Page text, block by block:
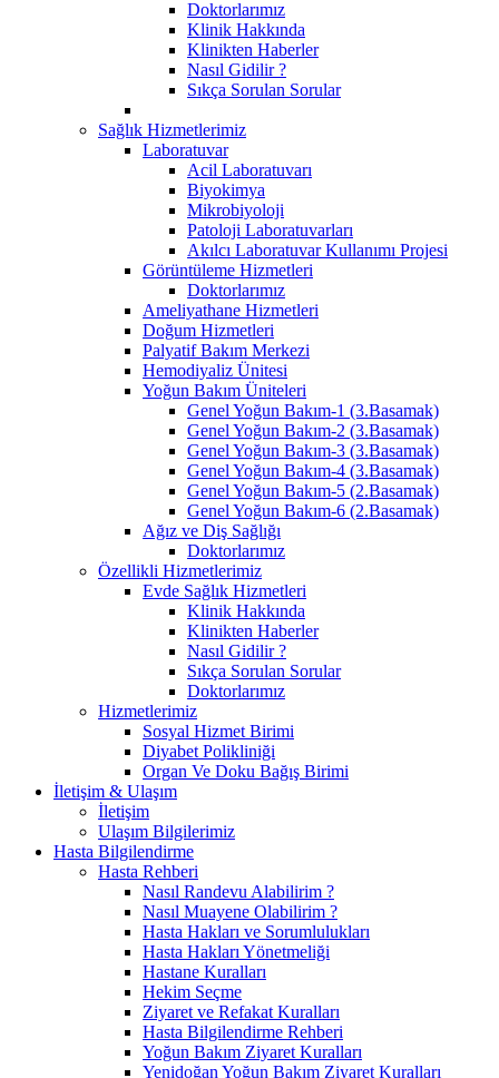
Doktorlarımız
Klinik Hakkında
Klinikten Haberler
Nasıl Gidilir ?
Sıkça Sorulan Sorular
Sağlık Hizmetlerimiz
Laboratuvar
Acil Laboratuvarı
Biyokimya
Mikrobiyoloji
Patoloji Laboratuvarları
Akılcı Laboratuvar Kullanımı Projesi
Görüntüleme Hizmetleri
Doktorlarımız
Ameliyathane Hizmetleri
Doğum Hizmetleri
Palyatif Bakım Merkezi
Hemodiyaliz Ünitesi
Yoğun Bakım Üniteleri
Genel Yoğun Bakım-1 (3.Basamak)
Genel Yoğun Bakım-2 (3.Basamak)
Genel Yoğun Bakım-3 (3.Basamak)
Genel Yoğun Bakım-4 (3.Basamak)
Genel Yoğun Bakım-5 (2.Basamak)
Genel Yoğun Bakım-6 (2.Basamak)
Ağız ve Diş Sağlığı
Doktorlarımız
Özellikli Hizmetlerimiz
Evde Sağlık Hizmetleri
Klinik Hakkında
Klinikten Haberler
Nasıl Gidilir ?
Sıkça Sorulan Sorular
Doktorlarımız
Hizmetlerimiz
Sosyal Hizmet Birimi
Diyabet Polikliniği
Organ Ve Doku Bağış Birimi
İletişim & Ulaşım
İletişim
Ulaşım Bilgilerimiz
Hasta Bilgilendirme
Hasta Rehberi
Nasıl Randevu Alabilirim ?
Nasıl Muayene Olabilirim ?
Hasta Hakları ve Sorumlulukları
Hasta Hakları Yönetmeliği
Hastane Kuralları
Hekim Seçme
Ziyaret ve Refakat Kuralları
Hasta Bilgilendirme Rehberi
Yoğun Bakım Ziyaret Kuralları
Yenidoğan Yoğun Bakım Ziyaret Kuralları